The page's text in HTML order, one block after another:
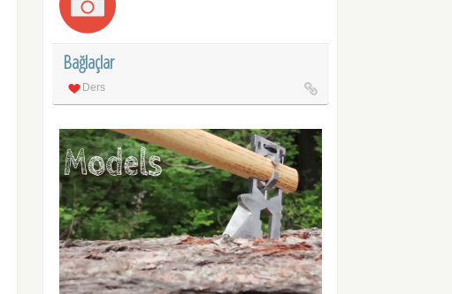
Bağlaçlar
Ders